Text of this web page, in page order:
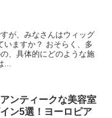
が、みなさんはウィッグ
いますか？ おそらく、多
、具体的にどのような施
アンティークな美容室
ン5選！ヨーロピア